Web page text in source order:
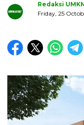
Redaksi
Friday, 25